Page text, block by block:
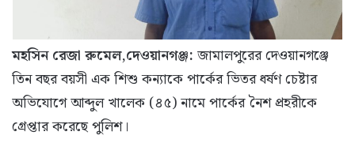
মহসিন রেজা রুমেল,দেওয়ানগঞ্জ: জামালপুরের দেওয়ানগঞ্জে
তিন বছর বয়সী এক শিশু কন্যাকে পার্কের ভিতর ধর্ষণ চেষ্টার
অভিযোগে আব্দুল খালেক (৪৫) নামে পার্কের নৈশ প্রহরীকে
গ্রেপ্তার করেছে পুলিশ।